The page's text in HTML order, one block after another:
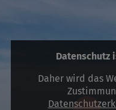
Datenschutz
Daher wird das